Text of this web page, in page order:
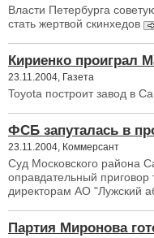
Власти Петербурга
стать жертвой скинхедов
Кириенко проиграл
23.11.2004, Газета
Toyota построит завод в
ФСБ запуталась в
23.11.2004, Коммерсант
Cуд Московского района
оправдательный
директорам АО "Лужский
Партия Миронова